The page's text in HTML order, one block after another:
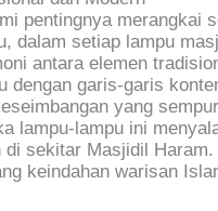
pentingnya merangkai
dalam setiap lampu
antara elemen
dengan garis-garis
yang
lampu-lampu ini
di sekitar Masjidil
keindahan warisan